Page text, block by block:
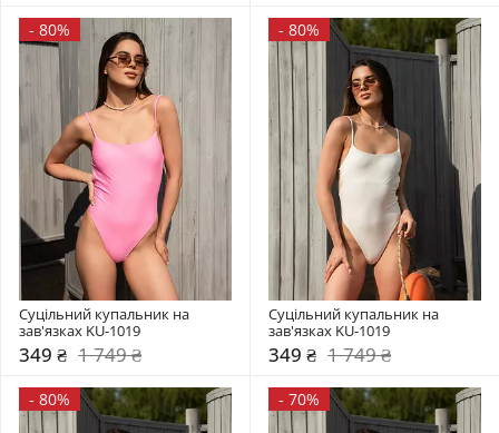
- 80%
Суцільний купальник на
зав'язках KU-1019
349 ₴ 1 749 ₴
- 80%
Суцільний купальник на
зав'язках KU-1019
349 ₴ 1 749 ₴
- 80% - 70%